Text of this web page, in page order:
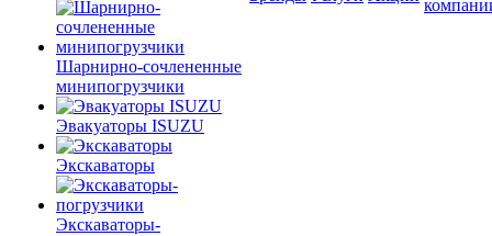
Шарнирно-сочлененные
минипогрузчики
Эвакуаторы ISUZU
Экскаваторы
Экскаваторы-